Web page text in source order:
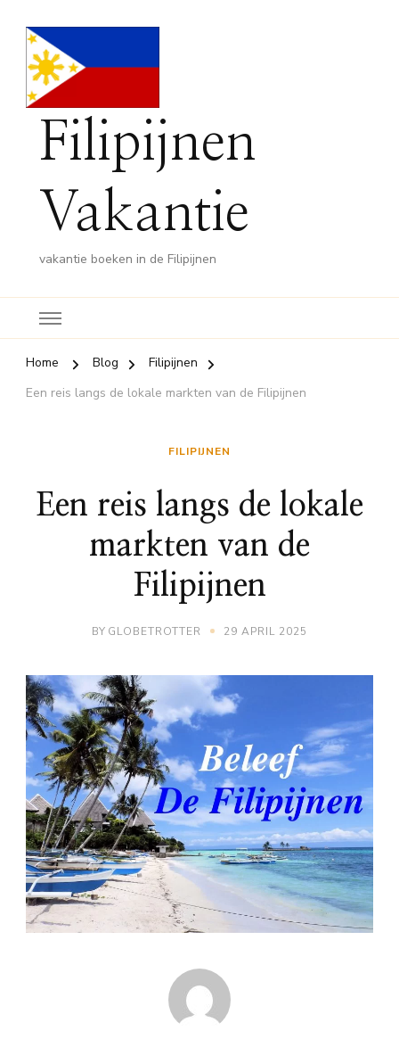
Filipijnen
Vakantie
vakantie boeken in de Filipijnen
Home Blog
Filipijnen
Een reis langs de lokale markten van de Filipijnen
FILIPIJNEN
Een reis langs de lokale
markten van de
Filipijnen
BY GLOBETROTTER 29 APRIL 2025